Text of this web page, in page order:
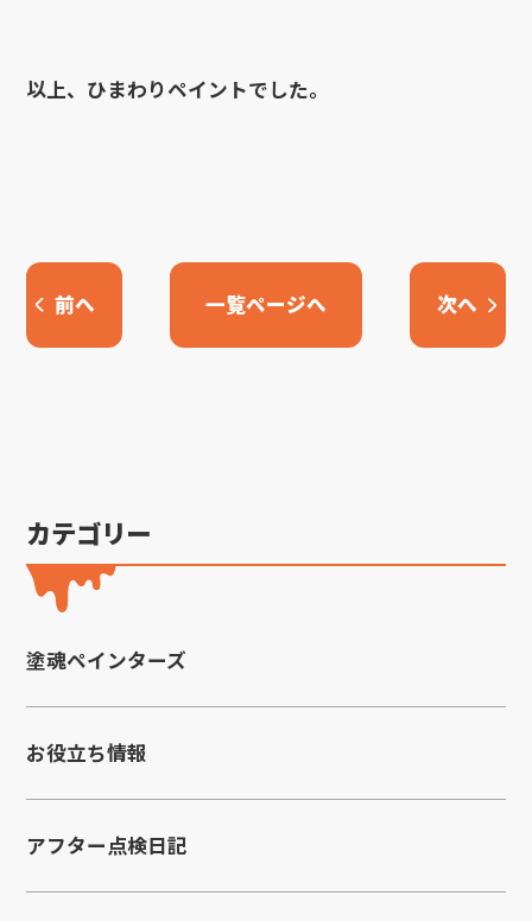
以上、ひまわりペイントでした。
前へ 一覧ページへ 次へ
カテゴリー
塗魂ペインターズ
お役立ち情報
アフター点検日記